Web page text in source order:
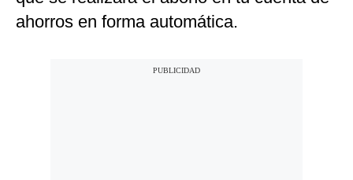
ahorros en forma automática.